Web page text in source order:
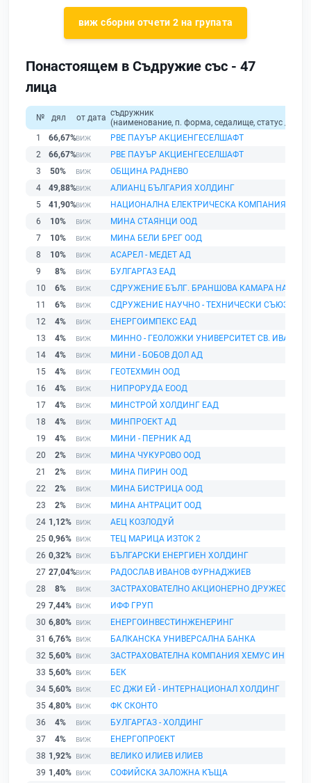
виж сборни отчети 2 на групата
Понастоящем в Съдружие със - 47
лица
№ дял от дата съдружник
(наименование, п. форма, седалище, статус /
1
66,67%
РВЕ ПАУЪР АКЦИЕНГЕСЕЛШАФТ
2
66,67%
PBE ПАУЪР АКЦИЕНГЕСЕЛШАФТ
3
50%
ОБЩИНА РАДНЕВО
4
49,88%
АЛИАНЦ БЪЛГАРИЯ ХОЛДИНГ
5
41,90%
НАЦИОНАЛНА ЕЛЕКТРИЧЕСКА КОМПАНИЯ
6
10%
МИНА СТАЯНЦИ ООД
7
10%
МИНА БЕЛИ БРЕГ ООД
8
10%
АСАРЕЛ - МЕДЕТ АД
9
8%
БУЛГАРГАЗ ЕАД
10
6%
СДРУЖЕНИЕ БЪЛГ. БРАНШОВА КАМАРА НА
11
6%
СДРУЖЕНИЕ НАУЧНО - ТЕХНИЧЕСКИ СЪЮЗ ПО
12
4%
ЕНЕРГОИМПЕКС ЕАД
13
4%
МИННО - ГЕОЛОЖКИ УНИВЕРСИТЕТ СВ. ИВАН
14
4%
МИНИ - БОБОВ ДОЛ АД
15
4%
ГЕОТЕХМИН ООД
16
4%
НИПРОРУДА ЕООД
17
4%
МИНСТРОЙ ХОЛДИНГ ЕАД
18
4%
МИНПРОЕКТ АД
19
4%
МИНИ - ПЕРНИК АД
20
2%
МИНА ЧУКУРОВО ООД
21
2%
МИНА ПИРИН ООД
22
2%
МИНА БИСТРИЦА ООД
23
2%
МИНА АНТРАЦИТ ООД
24 1,12%
АЕЦ КОЗЛОДУЙ
25 0,96%
ТЕЦ МАРИЦА ИЗТОК 2
26 0,32%
БЪЛГАРСКИ ЕНЕРГИЕН ХОЛДИНГ
27 27,04%
РАДОСЛАВ ИВАНОВ ФУРНАДЖИЕВ
28
8%
ЗАСТРАХОВАТЕЛНО АКЦИОНЕРНО ДРУЖЕСТВО
29 7,44%
ИФФ ГРУП
30 6,80%
ЕНЕРГОИНВЕСТИНЖЕНЕРИНГ
31 6,76%
БАЛКАНСКА УНИВЕРСАЛНА БАНКА
32 5,60%
ЗАСТРАХОВАТЕЛНА КОМПАНИЯ ХЕМУС
33 5,60%
БЕК
34 5,60%
ЕС ДЖИ ЕЙ - ИНТЕРНАЦИОНАЛ ХОЛДИНГ
35 4,80%
ФК СКОНТО
36
4%
БУЛГАРГАЗ - ХОЛДИНГ
37
4%
ЕНЕРГОПРОЕКТ
38 1,92%
ВЕЛИКО ИЛИЕВ ИЛИЕВ
39 1,40%
СОФИЙСКА ЗАЛОЖНА КЪЩА